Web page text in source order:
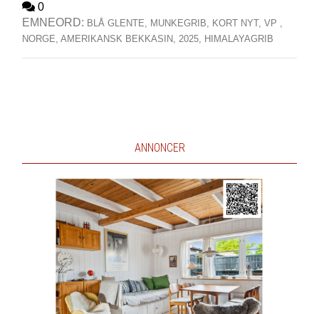
0
EMNEORD: BLÅ GLENTE, MUNKEGRIB, KORT NYT, VP ,
NORGE, AMERIKANSK BEKKASIN, 2025, HIMALAYAGRIB
ANNONCER